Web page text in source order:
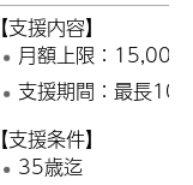
【支援内容】
月額上限：15,000
支援期間：最長10
【支援条件】
35歳迄